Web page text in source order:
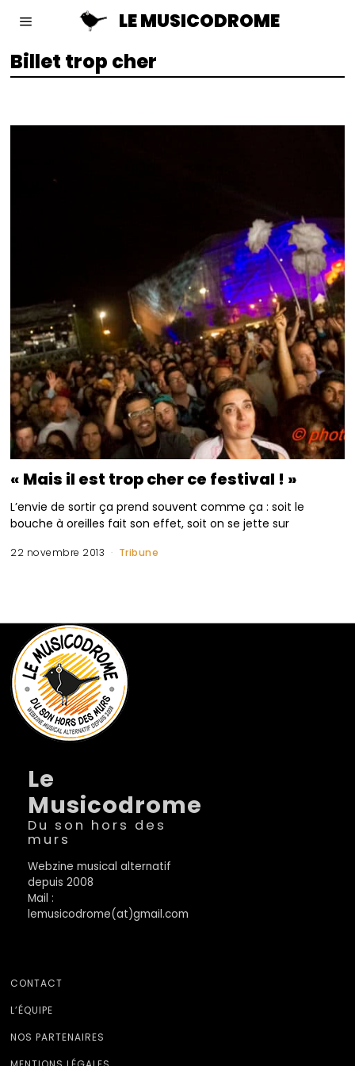
LE MUSICODROME
Billet trop cher
« Mais il est trop cher ce festival ! »
L’envie de sortir ça prend souvent comme ça : soit le
bouche à oreilles fait son effet, soit on se jette sur
22 novembre 2013 Tribune
Le
Musicodrome
Du son hors des
murs
Webzine musical alternatif
depuis 2008
Mail :
lemusicodrome(at)gmail.com
CONTACT
L’ÉQUIPE
NOS PARTENAIRES